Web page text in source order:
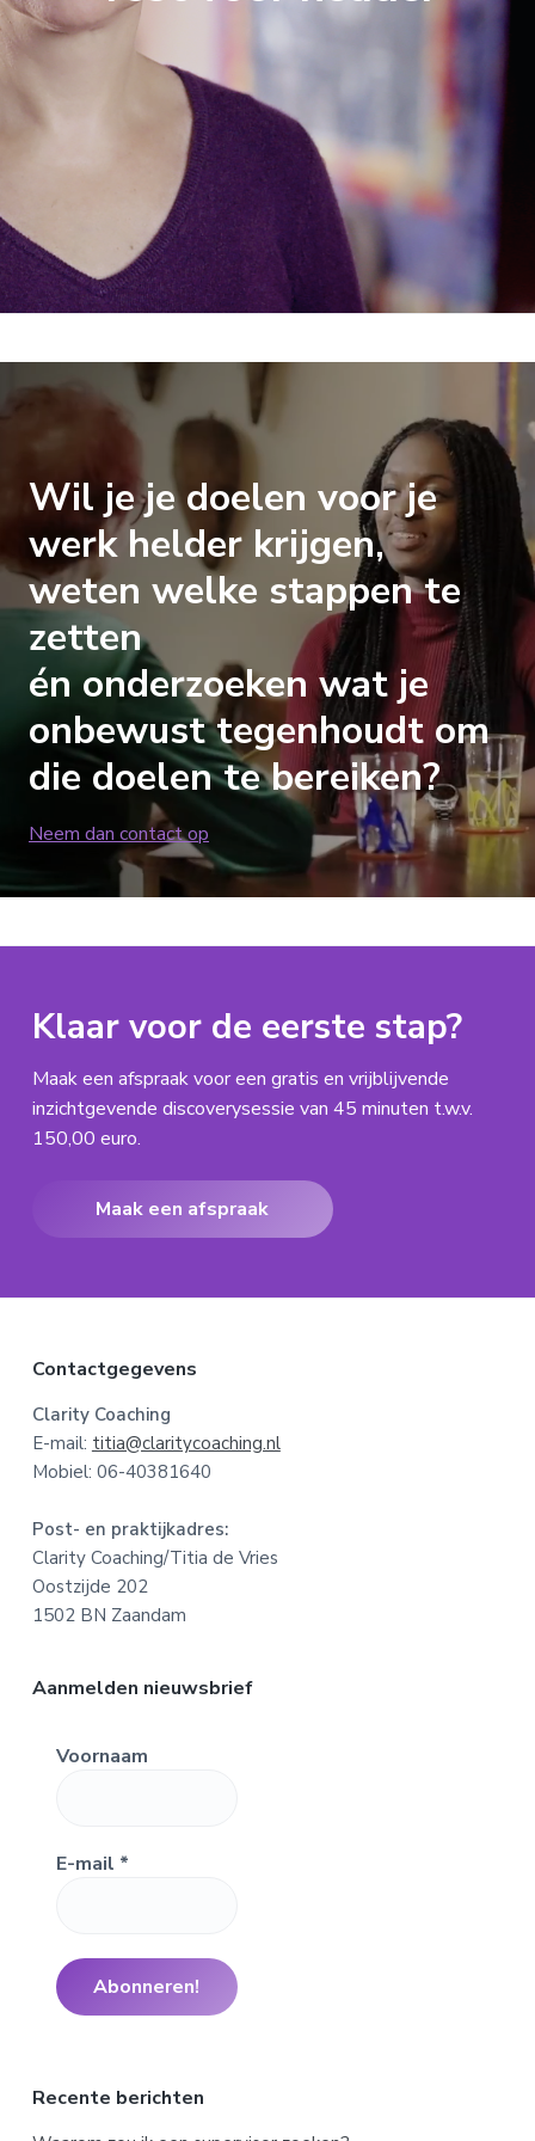
o
k
A
C
H
N
G
Wil je je doelen voor je
werk helder krijgen,
weten welke stappen te
zetten
én onderzoeken wat je
onbewust tegenhoudt om
die doelen te bereiken?
Neem dan contact op
Klaar voor de eerste stap?
Maak een afspraak voor een gratis en vrijblijvende
inzichtgevende discoverysessie van 45 minuten t.w.v.
150,00 euro.
Maak een afspraak
Contactgegevens
Clarity Coaching
E-mail: titia@claritycoaching.nl
Mobiel: 06-40381640
Post- en praktijkadres:
Clarity Coaching/Titia de Vries
Oostzijde 202
1502 BN Zaandam
Aanmelden nieuwsbrief
Voornaam
E-mail *
Recente berichten